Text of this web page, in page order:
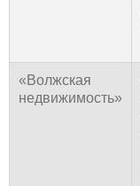
«Волжская
недвижимость»